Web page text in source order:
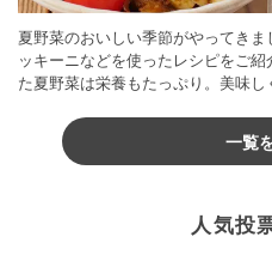
夏野菜のおいしい季節がやってき
ッキーニなどを使ったレシピをご
た夏野菜は栄養もたっぷり。美味
一覧
人気投